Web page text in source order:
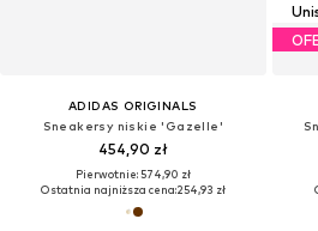
ADIDAS ORIGINALS
Sneakersy niskie 'Gazelle'
454,90 zł
Pierwotnie: 574,90 zł
Ostatnia najniższa cena:254,93 zł